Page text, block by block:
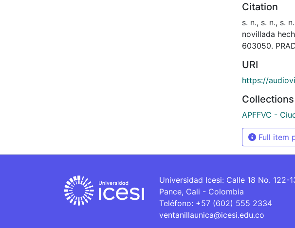
Citation
s. n., s. n., s.
novillada
603050.
URI
https://
Collections
APFFVC -
Full item
Universidad Icesi: Calle 18 No. 122-
Pance, Cali - Colombia
Teléfono: +57 (602) 555 2334
ventanillaunica@icesi.edu.co